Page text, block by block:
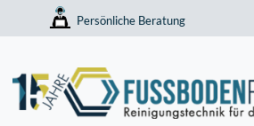
Persönliche Beratung